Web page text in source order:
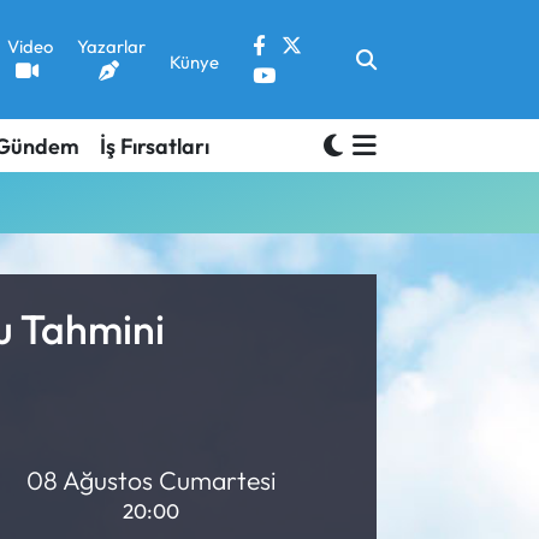
Video Yazarlar
Künye
İş Fırsatları
Tahmini
08 Ağustos Cumartesi
20:00